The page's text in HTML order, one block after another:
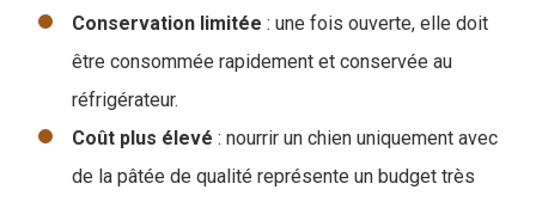
Conservation limitée : une fois ouverte, elle doit
être consommée rapidement et conservée au
réfrigérateur.
Coût plus élevé : nourrir un chien uniquement avec
de la pâtée de qualité représente un budget très